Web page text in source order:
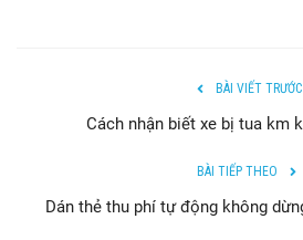
BÀI VIẾT TRƯỚC
Cách nhận biết xe bị tua km
BÀI TIẾP THEO
Dán thẻ thu phí tự động không